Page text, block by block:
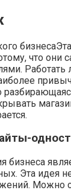
что они
Работать
бизнеса
Эта идея
Можно